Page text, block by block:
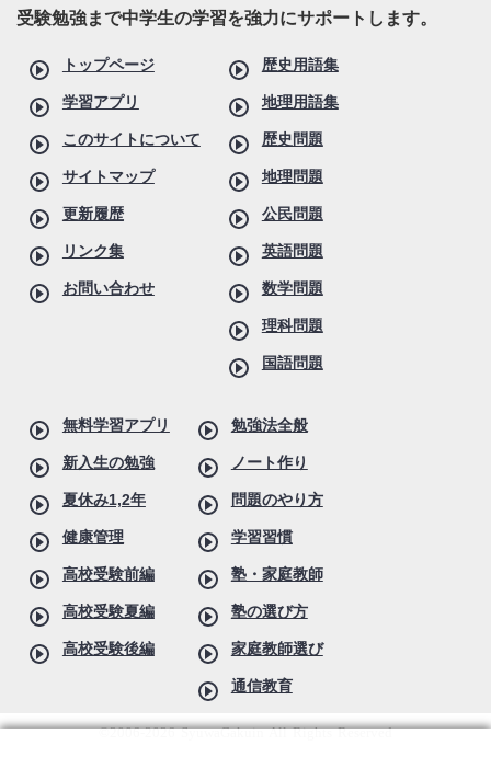
受験勉強まで中学生の学習を強力にサポートします。
トップページ
学習アプリ
このサイトについて
サイトマップ
更新履歴
リンク集
お問い合わせ
歴史用語集
地理用語集
歴史問題
地理問題
公民問題
英語問題
数学問題
理科問題
国語問題
無料学習アプリ
新入生の勉強
夏休み1,2年
健康管理
高校受験前編
高校受験夏編
高校受験後編
勉強法全般
ノート作り
問題のやり方
学習習慣
塾・家庭教師
塾の選び方
家庭教師選び
通信教育
©2006-2026 SyuwaGakuin All Rights Reserved